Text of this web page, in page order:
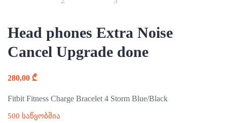
Head phones Extra Noise
Cancel Upgrade done
280,00 ₾
Fitbit Fitness Charge Bracelet 4 Storm Blue/Black
500 საწყობშია